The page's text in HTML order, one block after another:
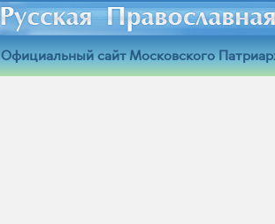
Официальный сайт Московского